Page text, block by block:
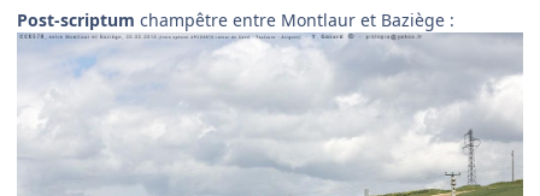
Post-scriptum champêtre entre Montlaur et Baziège :